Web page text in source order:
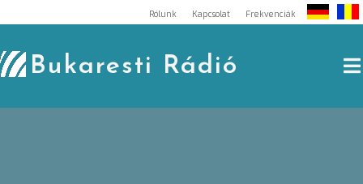
to
content
Rólunk Kapcsolat Frekvenciák
Bukaresti Rádió